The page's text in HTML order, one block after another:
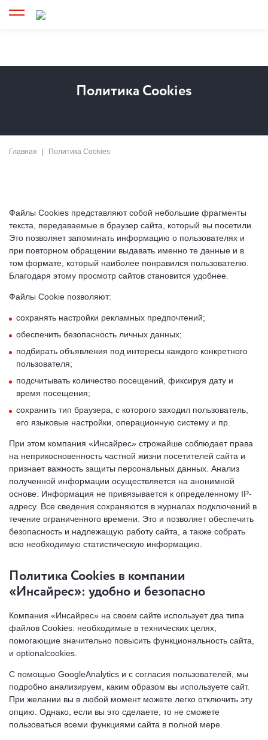
Политика Cookies
Главная Политика Cookies
Файлы Cookies представляют собой небольшие фрагменты
текста, передаваемые в браузер сайта, который вы посетили.
Это позволяет запоминать информацию о пользователях и
при повторном обращении выдавать именно те данные и в
том формате, который наиболее понравился пользователю.
Благодаря этому просмотр сайтов становится удобнее.
Файлы Cookie позволяют:
сохранять настройки рекламных предпочтений;
обеспечить безопасность личных данных;
подбирать объявления под интересы каждого конкретного
пользователя;
подсчитывать количество посещений, фиксируя дату и
время посещения;
сохранить тип браузера, с которого заходил пользователь,
его языковые настройки, операционную систему и пр.
При этом компания «Инсайрес» строжайше соблюдает права
на неприкосновенность частной жизни посетителей сайта и
признает важность защиты персональных данных. Анализ
полученной информации осуществляется на анонимной
основе. Информация не привязывается к определенному IP-
адресу. Все сведения сохраняются в журналах подключений в
течение ограниченного времени. Это и позволяет обеспечить
безопасность и надлежащую работу сайта, а также собрать
всю необходимую статистическую информацию.
Политика Cookies в компании
«Инсайрес»: удобно и безопасно
Компания «Инсайрес» на своем сайте использует два типа
файлов Cookies: необходимые в технических целях,
помогающие значительно повысить функциональность сайта,
и optionalcookies.
С помощью GoogleAnalytics и с согласия пользователей, мы
подробно анализируем, каким образом вы используете сайт.
При желании вы в любой момент можете легко отключить эту
опцию. Однако, если вы это сделаете, то не сможете
пользоваться всеми функциями сайта в полной мере.